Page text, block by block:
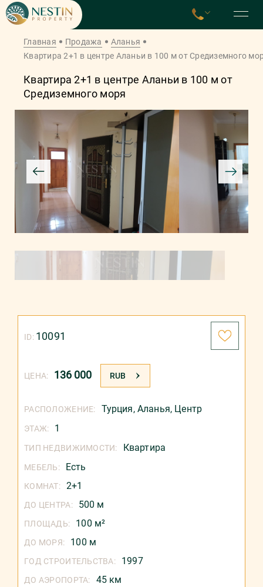
Главная Продажа
Аланья
Квартира 2+1 в центре Аланьи в 100 м от Средиземного
Квартира 2+1 в центре Аланьи в 100 м от
Средиземного моря
ЦЕНА: 136 000 RUB
ID: 10091
РАСПОЛОЖЕНИЕ: Турция, Аланья, Центр
ЭТАЖ: 1
ТИП НЕДВИЖИМОСТИ: Квартира
МЕБЕЛЬ: Есть
КОМНАТ: 2+1
ДО ЦЕНТРА: 500 м
ПЛОЩАДЬ: 100 м²
ДО МОРЯ: 100 м
ГОД СТРОИТЕЛЬСТВА: 1997
ДО АЭРОПОРТА: 45 км